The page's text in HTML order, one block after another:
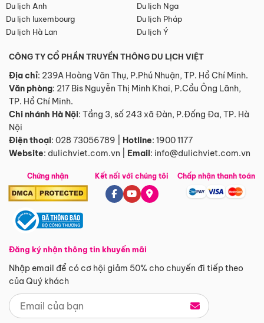
Du lịch Anh
Du lịch Nga
Du lịch luxembourg
Du lịch Pháp
Du lịch Hà Lan
Du lịch Ý
CÔNG TY CỔ PHẦN TRUYỀN THÔNG DU LỊCH VIỆT
Địa chỉ: 239A Hoàng Văn Thụ, P.Phú Nhuận, TP. Hồ Chí Minh.
Văn phòng: 217 Bis Nguyễn Thị Minh Khai, P.Cầu Ông Lãnh,
TP. Hồ Chí Minh.
Chi nhánh Hà Nội: Tầng 3, số 243 xã Đàn, P.Đống Đa, TP. Hà
Nội
Điện thoại: 028 73056789 Hotline: 1900 1177
Website: dulichviet.com.vn Email: info@dulichviet.com.vn
Chứng nhận
Đăng ký nhận thông tin khuyến mãi
Nhập email để có cơ hội giảm 50% cho chuyến đi tiếp theo
của Quý khách
Kết nối với chúng tôi Chấp nhận thanh toán